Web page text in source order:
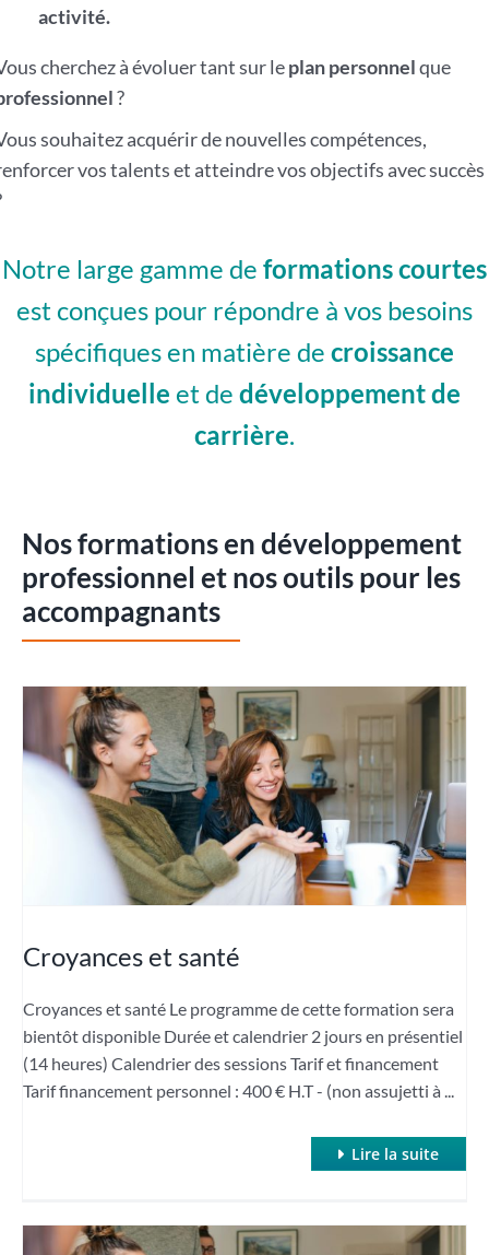
activité.
cherchez à évoluer tant sur leplan personnelque
?
souhaitez acquérir de nouvelles compétences,
vos talents et atteindre vos objectifs avec succès
Notre large gamme de formations courtes
est conçues pour répondre à vos besoins
spécifiques en matière de croissance
individuelle et de développement de
carrière.
Nos formations en développement
professionnel et nos outils pour les
accompagnants
Croyances et santé
Croyances et santé Le programme de cette formation sera
bientôt disponible Durée et calendrier 2 jours en présentiel
(14 heures) Calendrier des sessions Tarif et financement
Tarif financement personnel : 400 € H.T - (non assujetti à ...
Lire la suite